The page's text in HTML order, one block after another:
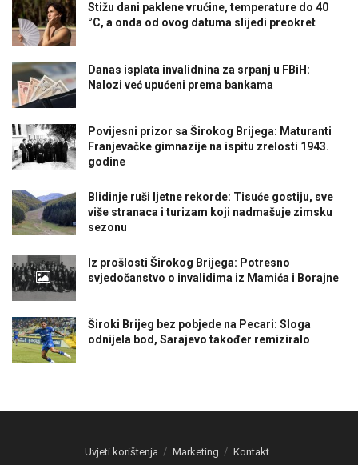
Stižu dani paklene vrućine, temperature do 40
°C, a onda od ovog datuma slijedi preokret
Danas isplata invalidnina za srpanj u FBiH:
Nalozi već upućeni prema bankama
Povijesni prizor sa Širokog Brijega: Maturanti
Franjevačke gimnazije na ispitu zrelosti 1943.
godine
Blidinje ruši ljetne rekorde: Tisuće gostiju, sve
više stranaca i turizam koji nadmašuje zimsku
sezonu
Iz prošlosti Širokog Brijega: Potresno
svjedočanstvo o invalidima iz Mamića i Borajne
Široki Brijeg bez pobjede na Pecari: Sloga
odnijela bod, Sarajevo također remiziralo
Uvjeti korištenja Marketing Kontakt